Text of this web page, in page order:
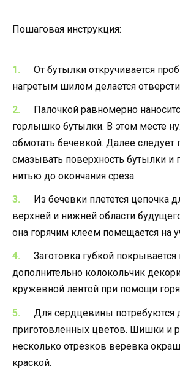
Пошаговая инструкция:
От бутылки откручивается
нагретым шилом делается
Палочкой равномерно
горлышко бутылки. В этом месте
обмотать бечевкой. Далее следует
смазывать поверхность бутылки и
нитью до окончания среза.
Из бечевки плетется цепочка
верхней и нижней области
она горячим клеем помещается на
Заготовка губкой
дополнительно колокольчик
кружевной лентой при помощи
Для сердцевины потребуются
приготовленных цветов. Шишки и
несколько отрезков веревка
краской.